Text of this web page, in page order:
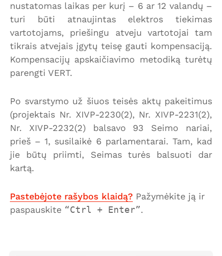
nustatomas laikas per kurį – 6 ar 12 valandų –
turi būti atnaujintas elektros tiekimas
vartotojams, priešingu atveju vartotojai tam
tikrais atvejais įgytų teisę gauti kompensaciją.
Kompensacijų apskaičiavimo metodiką turėtų
parengti VERT.
Po svarstymo už šiuos teisės aktų pakeitimus
(projektais Nr. XIVP-2230(2), Nr. XIVP-2231(2),
Nr. XIVP-2232(2) balsavo 93 Seimo nariai,
prieš – 1, susilaikė 6 parlamentarai. Tam, kad
jie būtų priimti, Seimas turės balsuoti dar
kartą.
Pastebėjote rašybos klaidą? Pažymėkite ją ir
paspauskite
Ctrl + Enter .